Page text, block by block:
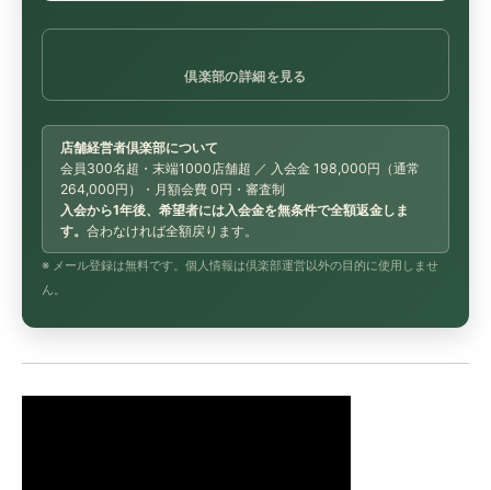
倶楽部の詳細を見る
店舗経営者倶楽部について
会員300名超・末端1000店舗超 ／ 入会金 198,000円（通常
264,000円）・月額会費 0円・審査制
入会から1年後、希望者には入会金を無条件で全額返金しま
す。 合わなければ全額戻ります。
※ メール登録は無料です。個人情報は倶楽部運営以外の目的に使用しませ
ん。